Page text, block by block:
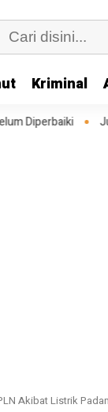
Kriminal
Sitompul
Akibat Listrik